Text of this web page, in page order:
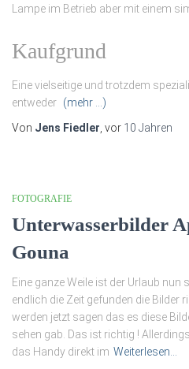
Lampe im Betrieb aber mit einem
Kaufgrund
Eine vielseitige und trotzdem
entweder (mehr …)
Von Jens Fiedler , vor 10 Jahren
FOTOGRAFIE
Unterwasserbilder
Gouna
Eine ganze Weile ist der Urlaub nun
endlich die Zeit gefunden die Bilder
werden jetzt sagen das es diese
sehen gab. Das ist richtig !
das Handy direkt im Weiterlesen…